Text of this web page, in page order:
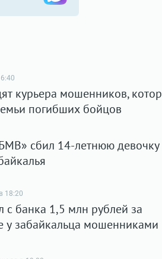
курьера мошенников,
погибших бойцов
сбил 14-летнюю девочку
18:20
с банка 1,5 млн рублей за
у забайкальца мошенниками